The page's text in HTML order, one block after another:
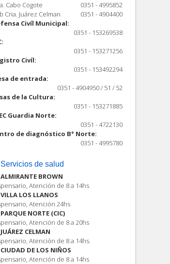
Cabo Cogote
0351 - 4995852
Cria. Juárez Celman
0351 - 4904400
Civíl Municipal:
0351 - 153269538
0351 - 153271256
Civíl:
0351 - 153492294
de entrada:
0351 - 4904950 / 51 / 52
de la Cultura:
0351 - 153271885
Guardia Norte:
0351 - 4722130
de diagnóstico B° Norte:
0351 - 4995780
Servicios de salud
ALMIRANTE BROWN
Atención de 8 a 14hs
LOS LLANOS
Atención 24hs
NORTE (CIC)
Atención de 8 a 20hs
CELMAN
Atención de 8 a 14hs.
CIUDAD DE LOS NIÑOS
Atención de 8 a 14hs